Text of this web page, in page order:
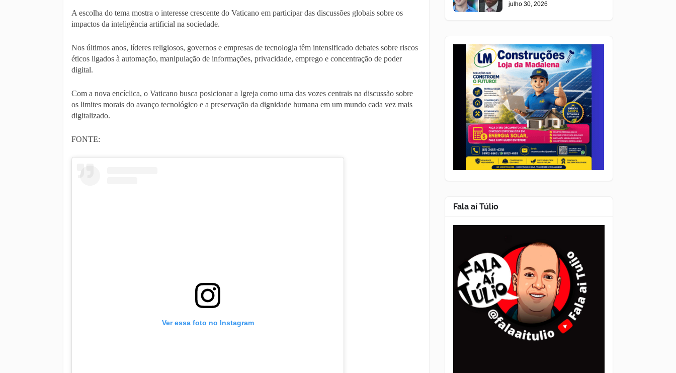
A escolha do tema mostra o interesse crescente do Vaticano em participar das discussões globais sobre os
impactos da inteligência artificial na sociedade.
Nos últimos anos, líderes religiosos, governos e empresas de tecnologia têm intensificado debates sobre riscos
éticos ligados à automação, manipulação de informações, privacidade, emprego e concentração de poder
digital.
Com a nova encíclica, o Vaticano busca posicionar a Igreja como uma das vozes centrais na discussão sobre
os limites morais do avanço tecnológico e a preservação da dignidade humana em um mundo cada vez mais
digitalizado.
FONTE:
Ver essa foto no Instagram
julho 30, 2026
Fala aí Túlio